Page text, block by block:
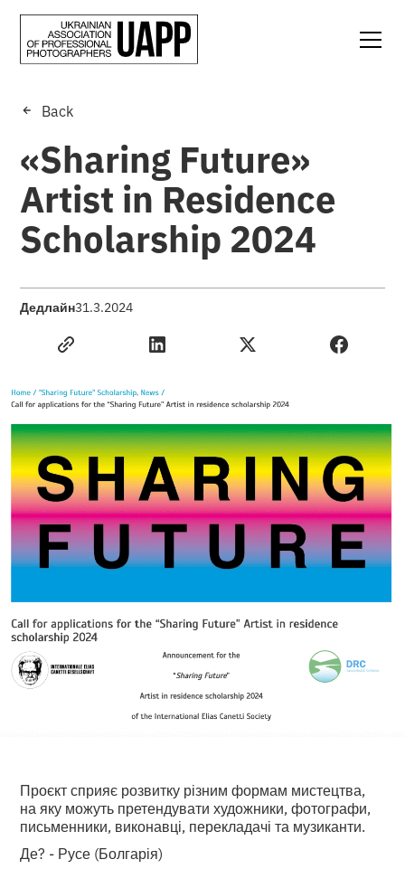
Back
«Sharing Future»
Artist in Residence
Scholarship 2024
Дедлайн31.3.2024
Проєкт сприяє розвитку різним формам мистецтва,
на яку можуть претендувати художники, фотографи,
письменники, виконавці, перекладачі та музиканти.
Де? - Русе (Болгарія)